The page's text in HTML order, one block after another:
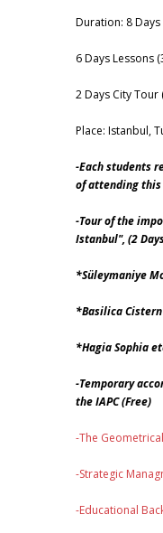
Duration: 8 Days
6 Days Lessons
2 Days City Tour
Place: Istanbul,
-Each students
of attending this
-Tour of the
Istanbul", (2
*Süleymaniye
*Basilica Cistern
*Hagia Sophia
-Temporary
the IAPC (Free)
-The
-Strategic
-Educational